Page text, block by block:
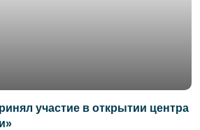
участие в открытии центра